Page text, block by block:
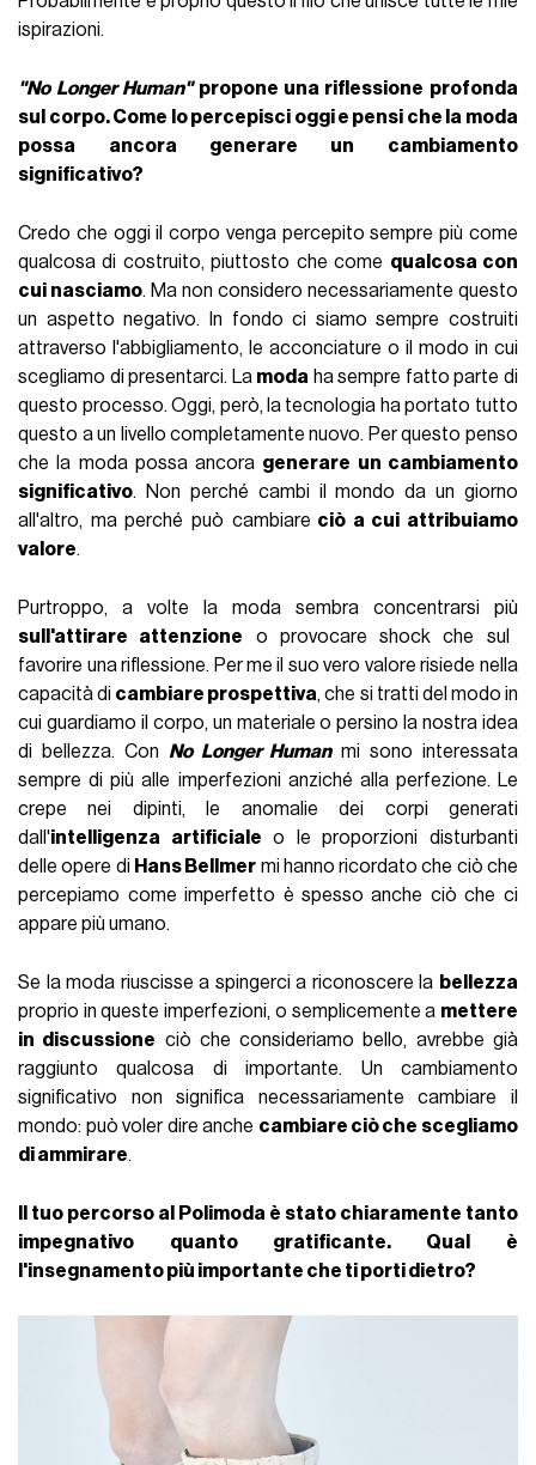
ispirazioni.
"No Longer Human"propone una riflessione profonda
sul corpo. Come lo percepisci oggi e pensi che la moda
possa ancora generare un cambiamento
significativo?
Credo che oggi il corpo venga percepito sempre più come
qualcosa di costruito, piuttosto che come qualcosa con
cui nasciamo. Ma non considero necessariamente questo
un aspetto negativo. In fondo ci siamo sempre costruiti
attraverso l'abbigliamento, le acconciature o il modo in cui
scegliamo di presentarci. La moda ha sempre fatto parte di
questo processo. Oggi, però, la tecnologia ha portato tutto
questo a un livello completamente nuovo. Per questo penso
che la moda possa ancora generare un cambiamento
significativo. Non perché cambi il mondo da un giorno
all'altro, ma perché può cambiare ciò a cui attribuiamo
valore.
Purtroppo, a volte la moda sembra concentrarsi più
sull'attirare attenzione o provocare shock che sul
favorire una riflessione. Per me il suo vero valore risiede nella
capacità di cambiare prospettiva, che si tratti del modo in
cui guardiamo il corpo, un materiale o persino la nostra idea
di bellezza. Con No Longer Humanmi sono interessata
sempre di più alle imperfezioni anziché alla perfezione. Le
crepe nei dipinti, le anomalie dei corpi generati
dall'intelligenza artificiale o le proporzioni disturbanti
delle opere di Hans Bellmer mi hanno ricordato che ciò che
percepiamo come imperfetto è spesso anche ciò che ci
appare più umano.
Se la moda riuscisse a spingerci a riconoscere la bellezza
proprio in queste imperfezioni, o semplicemente a mettere
in discussione ciò che consideriamo bello, avrebbe già
raggiunto qualcosa di importante. Un cambiamento
significativo non significa necessariamente cambiare il
mondo: può voler dire anche cambiare ciò che scegliamo
di ammirare.
Il tuo percorso al Polimoda è stato chiaramente tanto
impegnativo quanto gratificante. Qual è
l'insegnamento più importante che ti porti dietro?